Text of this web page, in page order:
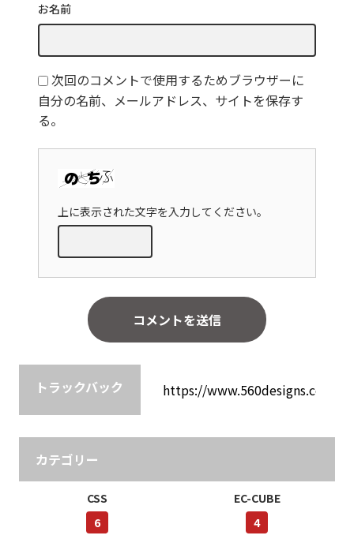
お名前
次回のコメントで使用するためブラウザーに
自分の名前、メールアドレス、サイトを保存す
る。
上に表示された文字を入力してください。
トラックバック
カテゴリー
CSS
6
EC-CUBE
4